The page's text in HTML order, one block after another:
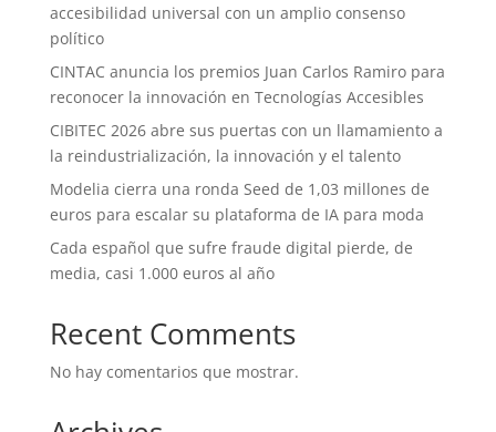
accesibilidad universal con un amplio consenso
político
CINTAC anuncia los premios Juan Carlos Ramiro para
reconocer la innovación en Tecnologías Accesibles
CIBITEC 2026 abre sus puertas con un llamamiento a
la reindustrialización, la innovación y el talento
Modelia cierra una ronda Seed de 1,03 millones de
euros para escalar su plataforma de IA para moda
Cada español que sufre fraude digital pierde, de
media, casi 1.000 euros al año
Recent Comments
No hay comentarios que mostrar.